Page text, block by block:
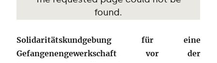
Solidaritätskundgebung für eine
Gefangenengewerkschaft vor der